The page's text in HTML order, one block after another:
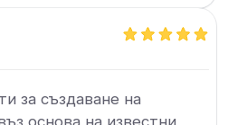
за създаване на